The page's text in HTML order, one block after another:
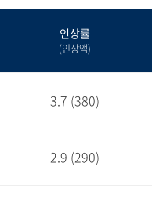
인상률
(인상액)
3.7 (380)
2.9 (290)